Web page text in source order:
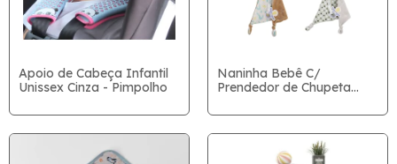
Apoio de Cabeça Infantil
Unissex Cinza - Pimpolho
Naninha Bebê C/
Prendedor de Chupeta